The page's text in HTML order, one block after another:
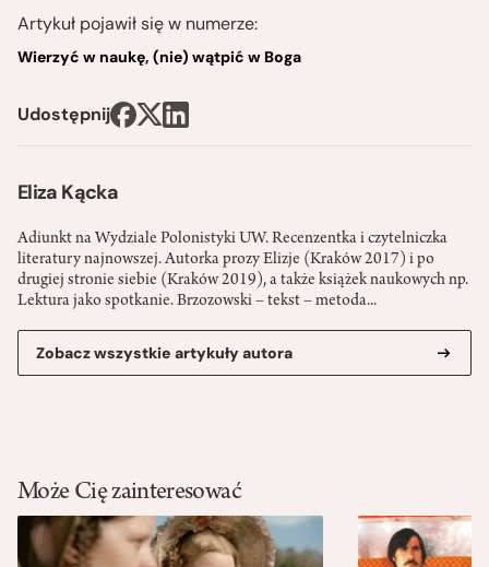
Eliza Kącka
Adiunkt na Wydziale Polonistyki UW. Recenzentka i czytelniczka
literatury najnowszej. Autorka prozy Elizje (Kraków 2017) i po
drugiej stronie siebie (Kraków 2019), a także książek naukowych np.
Lektura jako spotkanie. Brzozowski – tekst – metoda...
Zobacz wszystkie artykuły autora
Artykuł pojawił się w numerze:
Wierzyć w naukę, (nie) wątpić w Boga
Udostępnij
Może Cię zainteresować